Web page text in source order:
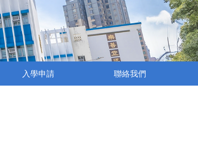
入學申請 聯絡我們